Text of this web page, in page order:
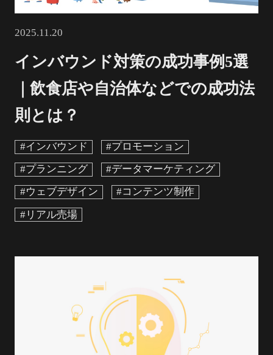
2025.11.20
インバウンド対策の成功事例5選
｜飲食店や自治体などでの成功法
則とは？
#インバウンド
#プロモーション
#プランニング
#データマーケティング
#ウェブデザイン
#コンテンツ制作
#リアル売場